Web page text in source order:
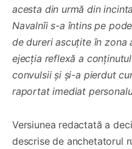
acesta din urmă din
Navalnîi s-a întins pe
de dureri ascuțite în zona
ejecția reflexă a
convulsii și și-a pierdut
raportat imediat
Versiunea redactată a
descrise de anchetatorul